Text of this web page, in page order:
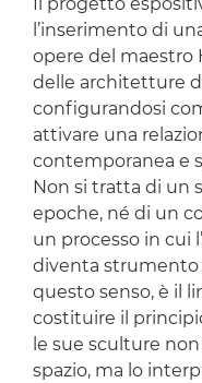
l’inserimento di
opere del maestro
delle architetture
configurandosi
attivare una
contemporanea e
Non si tratta di un
epoche, né di un
un processo in cui
diventa strumento
questo senso, è il
costituire il
le sue sculture
spazio, ma lo